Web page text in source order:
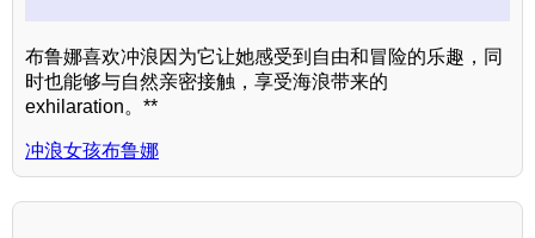
布鲁娜喜欢冲浪因为它让她感受到自由和冒险的乐趣，同
时也能够与自然亲密接触，享受海浪带来的
exhilaration。**
冲浪女孩布鲁娜